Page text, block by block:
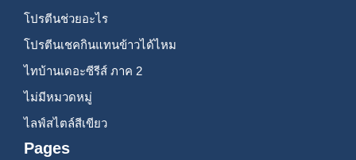
โปรตีนช่วยอะไร
โปรตีนเชคกินแทนข้าวได้ไหม
ไทบ้านเดอะซีรีส์ ภาค 2
ไม่มีหมวดหมู่
ไลฟ์สไตล์สีเขียว
Pages